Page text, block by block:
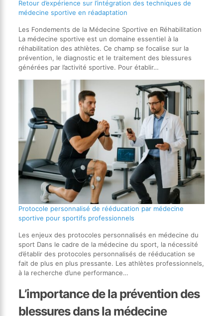
Retour d’expérience sur l’intégration des techniques de
médecine sportive en réadaptation
Les Fondements de la Médecine Sportive en Réhabilitation
La médecine sportive est un domaine essentiel à la
réhabilitation des athlètes. Ce champ se focalise sur la
prévention, le diagnostic et le traitement des blessures
générées par l’activité sportive. Pour établir…
Protocole personnalisé de rééducation par médecine
sportive pour sportifs professionnels
Les enjeux des protocoles personnalisés en médecine du
sport Dans le cadre de la médecine du sport, la nécessité
d’établir des protocoles personnalisés de rééducation se
fait de plus en plus pressante. Les athlètes professionnels,
à la recherche d’une performance…
L’importance de la prévention des
blessures dans la médecine